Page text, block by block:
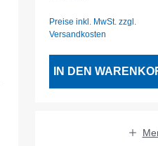
Preise inkl. MwSt. zzgl.
Versandkosten
IN DEN